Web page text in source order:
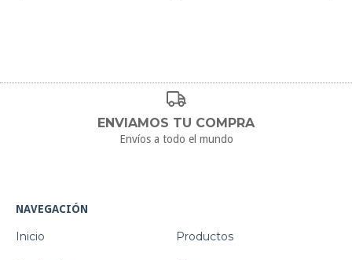
ENVIAMOS TU COMPRA
Envíos a todo el mundo
NAVEGACIÓN
Inicio Productos